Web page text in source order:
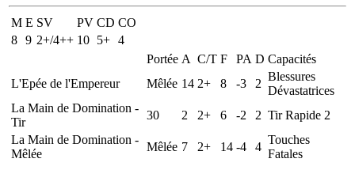
M E SV PV CD CO
8 9 2+/4++ 10 5+ 4
Portée A C/T F PA D Capacités
L'Epée de l'Empereur
Mêlée 14 2+ 8 -3 2
Blessures
Dévastatrices
La Main de Domination -
Tir
30 2 2+ 6 -2 2 Tir Rapide 2
La Main de Domination -
Mêlée
Mêlée 7 2+ 14 -4 4
Touches
Fatales